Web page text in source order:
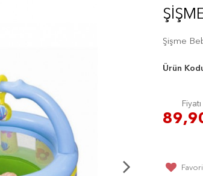
Şişme
Ürün
Fiyatı